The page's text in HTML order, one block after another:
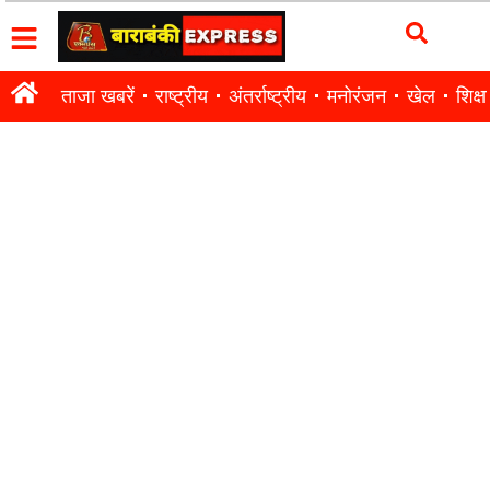
ताजा खबरें राष्ट्रीय अंतर्राष्ट्रीय मनोरंजन खेल शिक्षा